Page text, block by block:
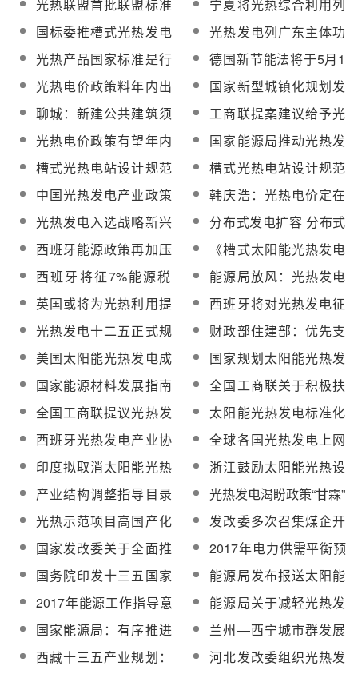
协商
元/kWh
光热联盟首批联盟标准
定日镜相关标准通过审
查
宁夏将光热综合利用列
入财政支持重点
国标委推槽式光热发电
系统标准制定
光热发电列广东主体功
能区产业发展指导目录
光热产品国家标准是行
业市场规范化的基础
德国新节能法将于5月1
日生效 光热迎机遇
光热电价政策料年内出
台 补贴将高于光伏
国家新型城镇化规划发
布 利好光热
聊城：新建公共建筑须
用太阳能光热系统
工商联提案建议给予光
热发电1.38元/kWh电价
补贴
光热电价政策有望年内
出台
国家能源局推动光热发
电工程两项标准制定
槽式光热电站设计规范
细则编写工作启动
槽式光热电站设计规范
编制计划明确
中国光热发电产业政策
研究报告正式发布
韩庆浩：光热电价定在
1.25元/kWh方具投资价
值
光热发电入选战略新兴
产品服务指导目录
分布式发电扩容 分布式
光热发电迎机遇？
西班牙能源政策再加压
光热发电再受打击
《槽式太阳能光热发电
站设计规范标准》将制
定
西班牙将征7%能源税
光热发电处境堪忧
能源局放风：光热发电
上网价格不应超过光伏
英国或将为光热利用提
供FIT电价补贴
西班牙将对光热发电征
6%新税
光热发电十二五正式规
划装机100万千瓦
财政部住建部：优先支
持太阳能光热应用
美国太阳能光热发电成
本预期目标
国家规划太阳能光热发
电2020年实现产业化和
规模化发展
国家能源材料发展指南
编制工作启动 光热发电
列入指南
全国工商联关于积极扶
持光热发电的提案
全国工商联提议光热发
电上网电价应定在1.6-
1.7元/度之间
太阳能光热发电标准化
工作应从三个方面着手
西班牙光热发电产业协
会抗议下调光热发电上
网电价补贴额度 ...
全球各国光热发电上网
电价政策汇总
印度拟取消太阳能光热
发电设备进口关税
浙江鼓励太阳能光热设
备产业发展
产业结构调整指导目录
（2011年本）力推光热
发电
光热发电渴盼政策“甘霖”
光热示范项目高国产化
率优势或被恶劣自然条
件所拖累
发改委多次召集煤企开
会 希望稳定煤价
国家发改委关于全面推
进输配电价改革试点有
关事项的通知
2017年电力供需平衡预
测和制定优先发电购电
权计划通知发布
国务院印发十三五国家
战略新兴产业发展规划
光热发电在列
能源局发布报送太阳能
热发电示范项目建设进
展情况通知
2017年能源工作指导意
见出炉 稳步推进首批光
热示范项目
能源局关于减轻光热发
电等可再生能源涉企税
费负担的通知
国家能源局：有序推进
光热示范项目建设 年内
完成约200MW
兰州—西宁城市群发展
规划：打造光热设备制
造基地
西藏十三五产业规划：
河北发改委组织光热发